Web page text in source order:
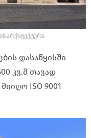
არქიტექტურა
დასაწყისში
კვ.მ თავად
ISO 9001